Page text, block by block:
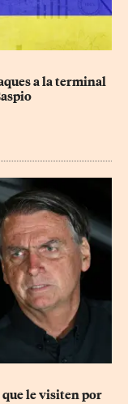
a la terminal
que le visiten por